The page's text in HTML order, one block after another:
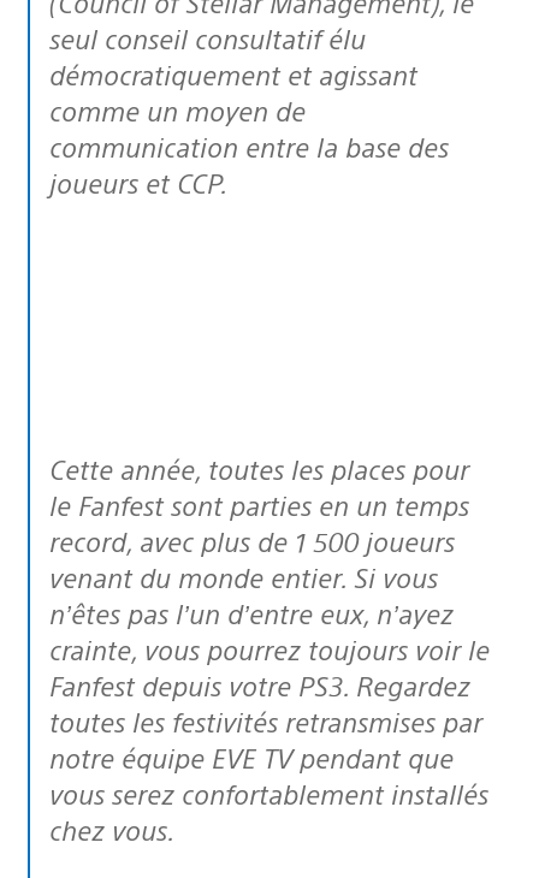
seul conseil consultatif élu
démocratiquement et agissant
comme un moyen de
communication entre la base des
joueurs et CCP.
Cette année, toutes les places pour
le Fanfest sont parties en un temps
record, avec plus de 1 500 joueurs
venant du monde entier. Si vous
n’êtes pas l’un d’entre eux, n’ayez
crainte, vous pourrez toujours voir le
Fanfest depuis votre PS3. Regardez
toutes les festivités retransmises par
notre équipe EVE TV pendant que
vous serez confortablement installés
chez vous.